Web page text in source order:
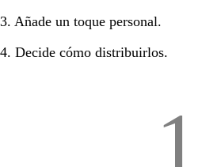
3. Añade un toque personal.
4. Decide cómo distribuirlos.
1